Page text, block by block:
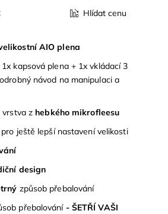
Hlídat cenu
AIO plena
1x kapsová plena + 1x vkládací 3
návod na manipulaci a
vrstva z hebkého mikrofleesu
ještě lepší nastavení velikosti
design
způsob přebalování
přebalování- ŠETŘÍ VAŠI